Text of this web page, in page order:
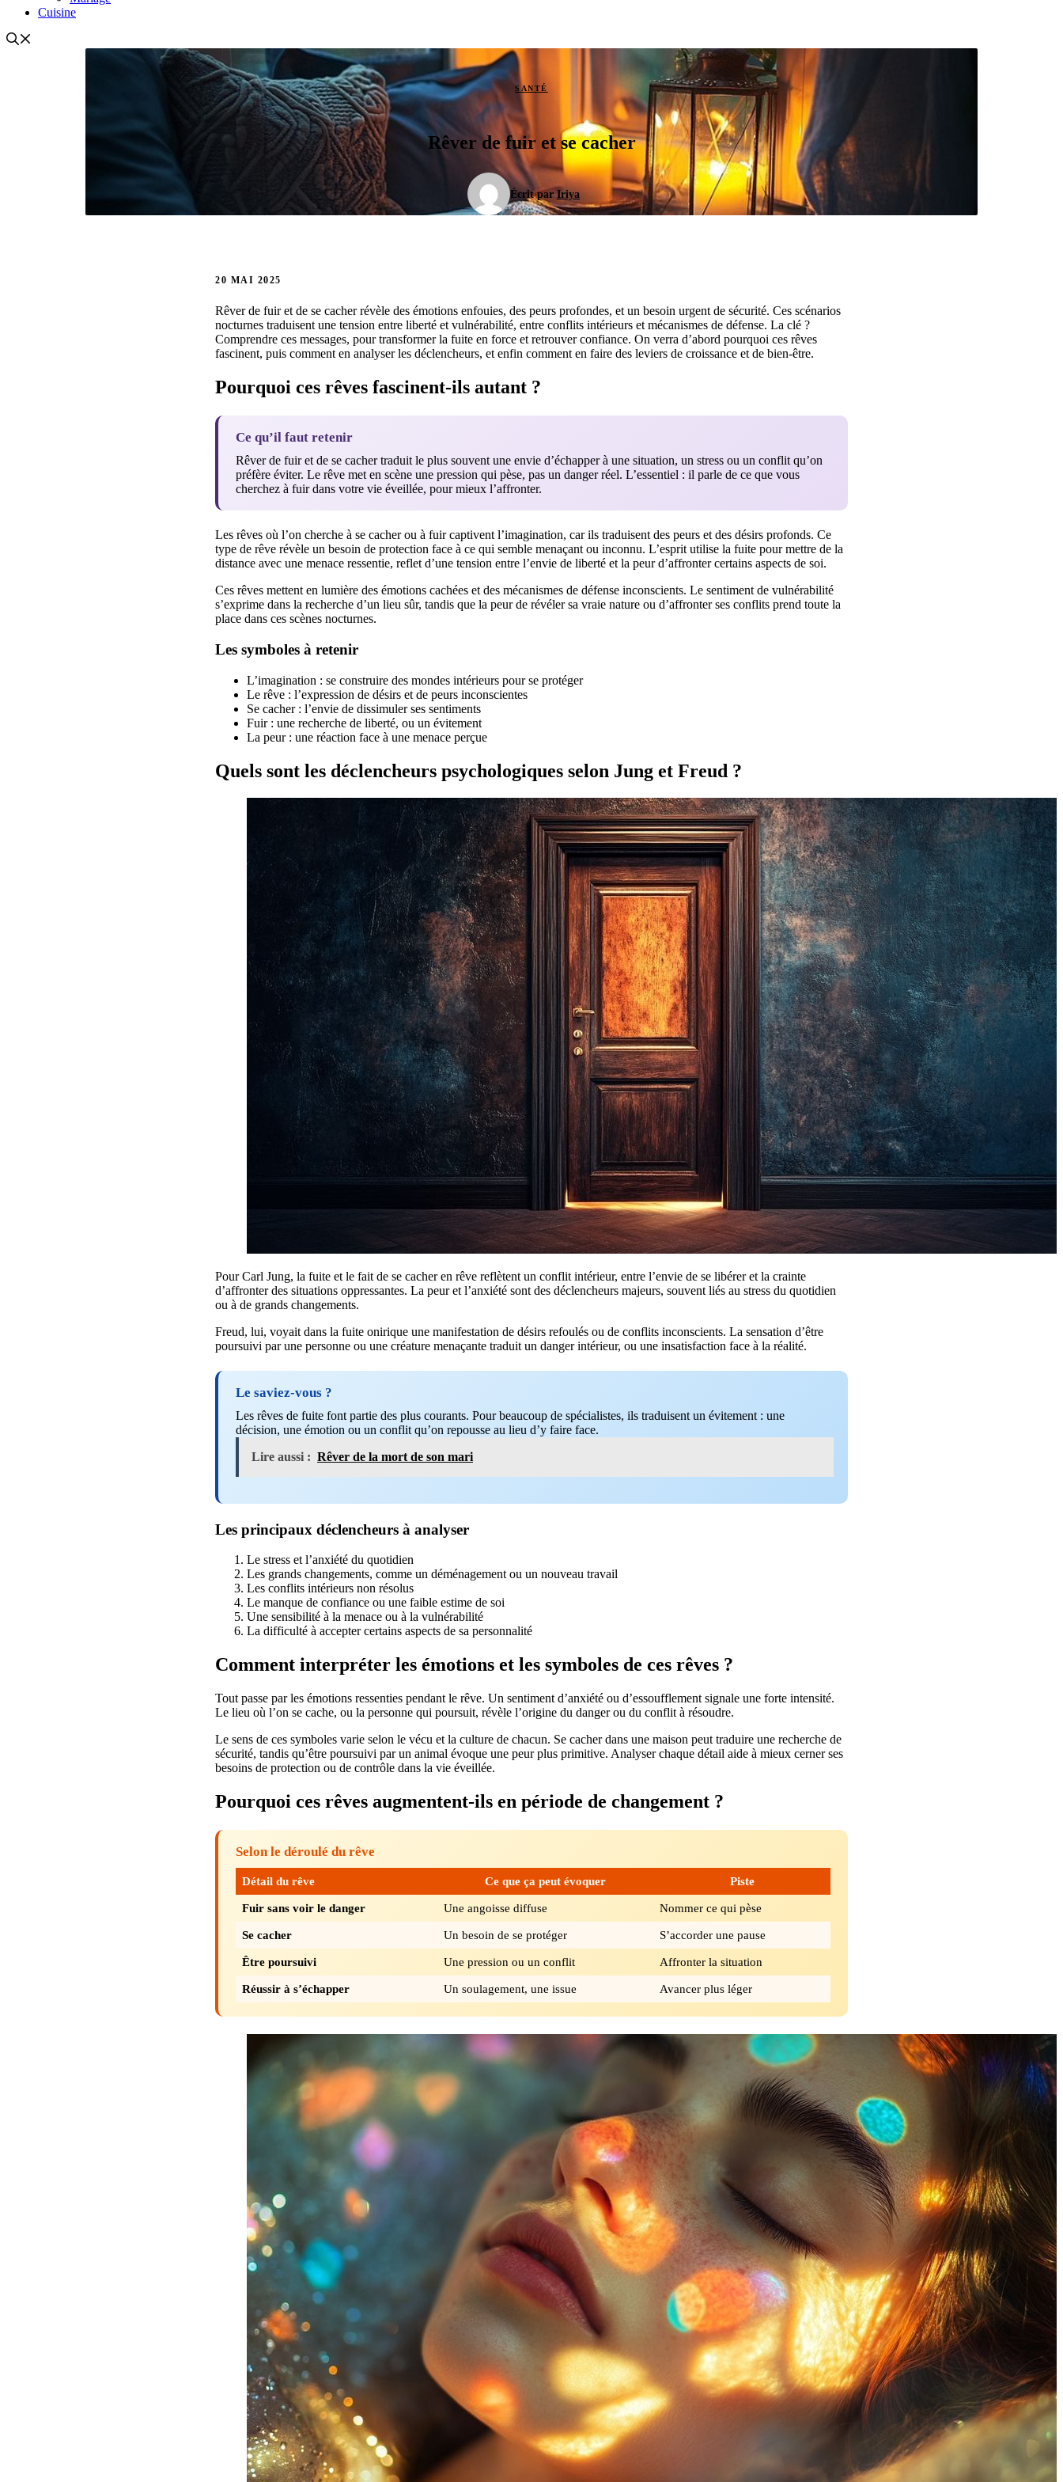
Cuisine
SANTÉ
Rêver de fuir et se cacher
Écrit par Iriya
20 MAI 2025
Rêver de fuir et de se cacher révèle des émotions enfouies, des peurs profondes, et un besoin urgent de sécurité. Ces scénarios
nocturnes traduisent une tension entre liberté et vulnérabilité, entre conflits intérieurs et mécanismes de défense. La clé ?
Comprendre ces messages, pour transformer la fuite en force et retrouver confiance. On verra d’abord pourquoi ces rêves
fascinent, puis comment en analyser les déclencheurs, et enfin comment en faire des leviers de croissance et de bien-être.
Pourquoi ces rêves fascinent-ils autant ?
Ce qu’il faut retenir
Rêver de fuir et de se cacher traduit le plus souvent une envie d’échapper à une situation, un stress ou un conflit qu’on
préfère éviter. Le rêve met en scène une pression qui pèse, pas un danger réel. L’essentiel : il parle de ce que vous
cherchez à fuir dans votre vie éveillée, pour mieux l’affronter.
Les rêves où l’on cherche à se cacher ou à fuir captivent l’imagination, car ils traduisent des peurs et des désirs profonds. Ce
type de rêve révèle un besoin de protection face à ce qui semble menaçant ou inconnu. L’esprit utilise la fuite pour mettre de la
distance avec une menace ressentie, reflet d’une tension entre l’envie de liberté et la peur d’affronter certains aspects de soi.
Ces rêves mettent en lumière des émotions cachées et des mécanismes de défense inconscients. Le sentiment de vulnérabilité
s’exprime dans la recherche d’un lieu sûr, tandis que la peur de révéler sa vraie nature ou d’affronter ses conflits prend toute la
place dans ces scènes nocturnes.
Les symboles à retenir
L’imagination : se construire des mondes intérieurs pour se protéger
Le rêve : l’expression de désirs et de peurs inconscientes
Se cacher : l’envie de dissimuler ses sentiments
Fuir : une recherche de liberté, ou un évitement
La peur : une réaction face à une menace perçue
Quels sont les déclencheurs psychologiques selon Jung et Freud ?
Pour Carl Jung, la fuite et le fait de se cacher en rêve reflètent un conflit intérieur, entre l’envie de se libérer et la crainte
d’affronter des situations oppressantes. La peur et l’anxiété sont des déclencheurs majeurs, souvent liés au stress du quotidien
ou à de grands changements.
Freud, lui, voyait dans la fuite onirique une manifestation de désirs refoulés ou de conflits inconscients. La sensation d’être
poursuivi par une personne ou une créature menaçante traduit un danger intérieur, ou une insatisfaction face à la réalité.
Le saviez-vous ?
Les rêves de fuite font partie des plus courants. Pour beaucoup de spécialistes, ils traduisent un évitement : une
décision, une émotion ou un conflit qu’on repousse au lieu d’y faire face.
Lire aussi : Rêver de la mort de son mari
Les principaux déclencheurs à analyser
Le stress et l’anxiété du quotidien
Les grands changements, comme un déménagement ou un nouveau travail
Les conflits intérieurs non résolus
Le manque de confiance ou une faible estime de soi
Une sensibilité à la menace ou à la vulnérabilité
La difficulté à accepter certains aspects de sa personnalité
Comment interpréter les émotions et les symboles de ces rêves ?
Tout passe par les émotions ressenties pendant le rêve. Un sentiment d’anxiété ou d’essoufflement signale une forte intensité.
Le lieu où l’on se cache, ou la personne qui poursuit, révèle l’origine du danger ou du conflit à résoudre.
Le sens de ces symboles varie selon le vécu et la culture de chacun. Se cacher dans une maison peut traduire une recherche de
sécurité, tandis qu’être poursuivi par un animal évoque une peur plus primitive. Analyser chaque détail aide à mieux cerner ses
besoins de protection ou de contrôle dans la vie éveillée.
Pourquoi ces rêves augmentent-ils en période de changement ?
Selon le déroulé du rêve
Détail du rêve Ce que ça peut évoquer
Piste
Fuir sans voir le danger
Une angoisse diffuse
Nommer ce qui pèse
Se cacher
Un besoin de se protéger
S’accorder une pause
Être poursuivi
Une pression ou un conflit
Affronter la situation
Réussir à s’échapper
Un soulagement, une issue Avancer plus léger